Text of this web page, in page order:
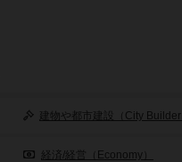
建物や都市建設（City Builder
経済/経営（Economy）